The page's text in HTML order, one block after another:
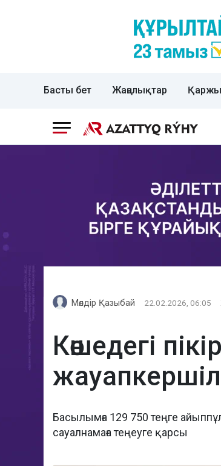
Басты бет Жаңалықтар Қаржы
Мөлдір Қазыбай 22.02.2026, 06:05
Көшедегі
Басылымға 129 750 теңге
сауалнамаға теңеуге қарсы